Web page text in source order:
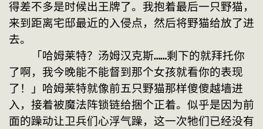
得差不多是时候出王牌了。我抱着最后一只野猫，
来到距离宅邸最近的入侵点，然后将野猫给放了进
去。
「哈姆莱特？汤姆汉克斯……剩下的就拜托你
了啊，我今晚能不能督到那个女孩就看你的表现
了！」哈姆莱特就像前五只野猫那样傻傻越墙进
入，接着被魔法阵锁链给捆个正着。似乎是因为前
面的躁动让卫兵们心浮气躁，这一次牠们已经没有